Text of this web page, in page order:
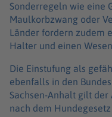
Sonderregeln wie eine
Maulkorbzwang oder
Länder fordern zudem
Halter und einen
Die Einstufung als
ebenfalls in den
Sachsen-Anhalt gilt
nach dem